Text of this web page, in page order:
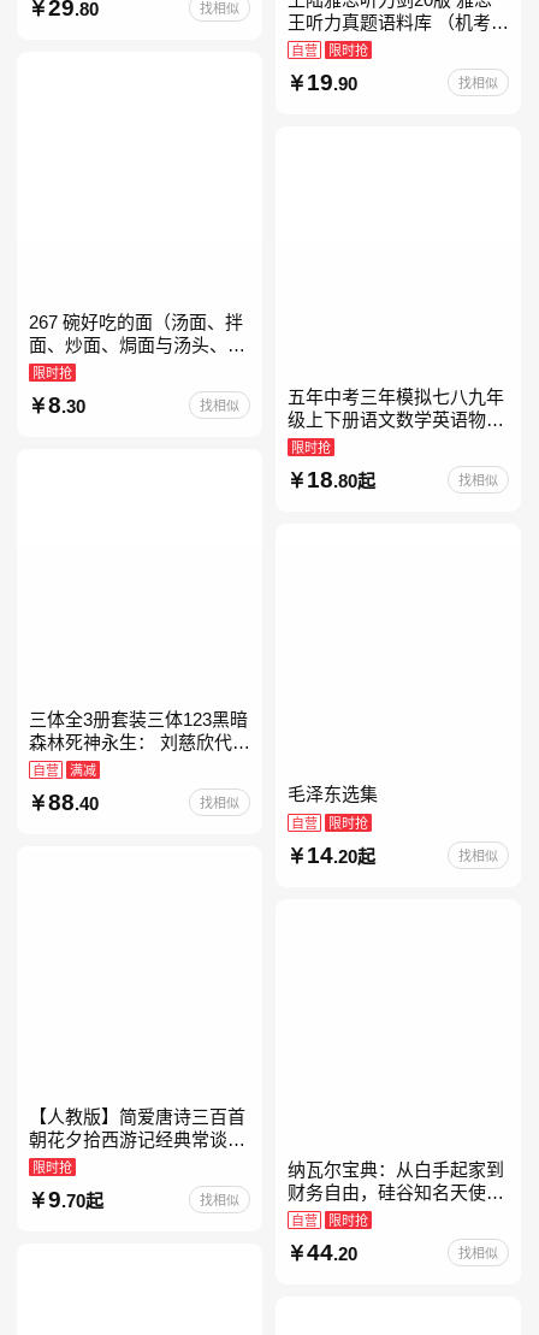
教育书
29.80 找相似
王听力真题语料库 （机考笔
试第二版）备考2026年新版
领跑雅思听力IELTS听力语
料库 新增在
自营 限时抢
19.90 找相似
267 碗好吃的面（汤面、拌
面、炒面、焗面与汤头、高
汤、酱料的奇妙组合，让你
打开味蕾，感受面条的美妙
滋味！令人无法抗拒的
限时抢
8.30 找相似
五年中考三年模拟七八九年
级上下册语文数学英语物理
化学政治历史地理生物人教
版北师版外研版北京版湘教
版5年中考3年模拟当当自
限时抢
18.80起 找相似
三体全3册套装三体123黑暗
森林死神永生： 刘慈欣代表
作，亚洲“雨果奖”获奖作
品！中国科幻基石丛书 科幻
小说代表作
自营 满减
88.40 找相似 毛泽东选集
自营 限时抢
14.20起 找相似
【人教版】简爱唐诗三百首
朝花夕拾西游记经典常谈昆
虫记骆驼祥子钢铁是怎样炼
成的升级版鲁迅原著正版七
八九年级上下 鲁滨逊漂流
限时抢
9.70起 找相似
纳瓦尔宝典：从白手起家到
财务自由，硅谷知名天使投
资人纳瓦尔智慧箴言录
自营 限时抢
44.20 找相似